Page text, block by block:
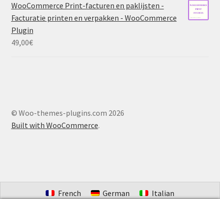
WooCommerce Print-facturen en paklijsten -
Facturatie printen en verpakken - WooCommerce
Plugin
49,00€
© Woo-themes-plugins.com 2026
Built with WooCommerce.
French German Italian